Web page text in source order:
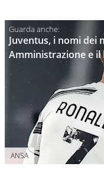
Juventus, i nomi dei
Amministrazione e il
ANSA